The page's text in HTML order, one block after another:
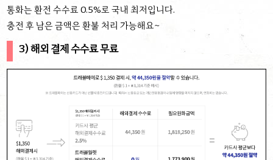
통화는 환전 수수료 0.5%로 국내 최저입니다.
충전 후 남은 금액은 환불 처리 가능해요~
3) 해외 결제 수수료 무료